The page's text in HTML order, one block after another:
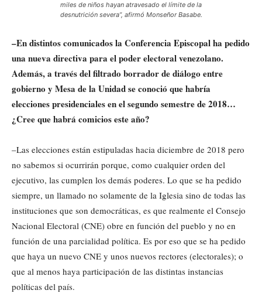
miles de niños hayan atravesado el límite de la
desnutrición severa”, afirmó Monseñor Basabe.
–En distintos comunicados la Conferencia Episcopal ha pedido
una nueva directiva para el poder electoral venezolano.
Además, a través del filtrado borrador de diálogo entre
gobierno y Mesa de la Unidad se conoció que habría
elecciones presidenciales en el segundo semestre de 2018…
¿Cree que habrá comicios este año?
–Las elecciones están estipuladas hacia diciembre de 2018 pero
no sabemos si ocurrirán porque, como cualquier orden del
ejecutivo, las cumplen los demás poderes. Lo que se ha pedido
siempre, un llamado no solamente de la Iglesia sino de todas las
instituciones que son democráticas, es que realmente el Consejo
Nacional Electoral (CNE) obre en función del pueblo y no en
función de una parcialidad política. Es por eso que se ha pedido
que haya un nuevo CNE y unos nuevos rectores (electorales); o
que al menos haya participación de las distintas instancias
políticas del país.